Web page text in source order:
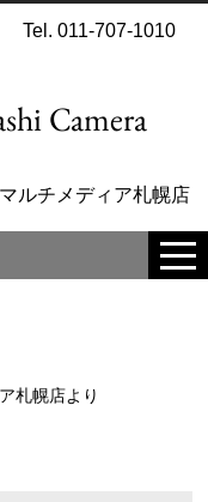
Camera
ルチメディア札幌店
Tel. 011-707-1010
札幌店より